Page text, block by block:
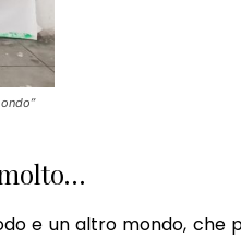
e un altro mondo, che